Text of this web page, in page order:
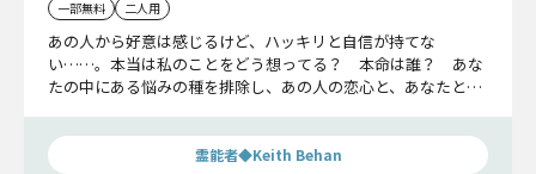
一部無料 二人用
あの人から好意は感じるけど、ハッキリと自信が持てな
い……。本当は私のことをどう想ってる？ 本命は誰？ あな
たの中にある悩みの種を排除し、あの人の恋心と、あなたとの
霊能者◆Keith Behan